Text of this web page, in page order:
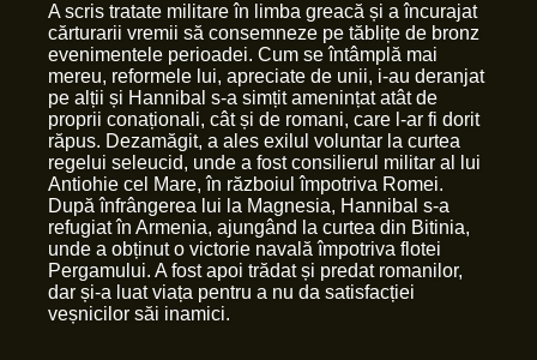
A scris tratate militare în limba greacă și a încurajat
cărturarii vremii să consemneze pe tăblițe de bronz
evenimentele perioadei. Cum se întâmplă mai
mereu, reformele lui, apreciate de unii, i-au deranjat
pe alții și Hannibal s-a simțit amenințat atât de
proprii conaționali, cât și de romani, care l-ar fi dorit
răpus. Dezamăgit, a ales exilul voluntar la curtea
regelui seleucid, unde a fost consilierul militar al lui
Antiohie cel Mare, în războiul împotriva Romei.
După înfrângerea lui la Magnesia, Hannibal s-a
refugiat în Armenia, ajungând la curtea din Bitinia,
unde a obținut o victorie navală împotriva flotei
Pergamului. A fost apoi trădat și predat romanilor,
dar și-a luat viața pentru a nu da satisfacției
veșnicilor săi inamici.